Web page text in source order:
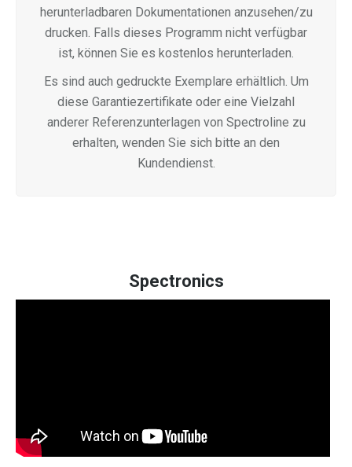
herunterladbaren Dokumentationen anzusehen/zu
drucken. Falls dieses Programm nicht verfügbar
ist, können Sie es kostenlos herunterladen.
Es sind auch gedruckte Exemplare erhältlich. Um
diese Garantiezertifikate oder eine Vielzahl
anderer Referenzunterlagen von Spectroline zu
erhalten, wenden Sie sich bitte an den
Kundendienst.
Spectronics